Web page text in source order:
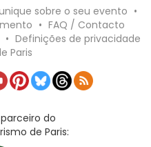
sobre o seu evento •
• FAQ / Contacto
• Definições de privacidade
Paris
do
de Paris: